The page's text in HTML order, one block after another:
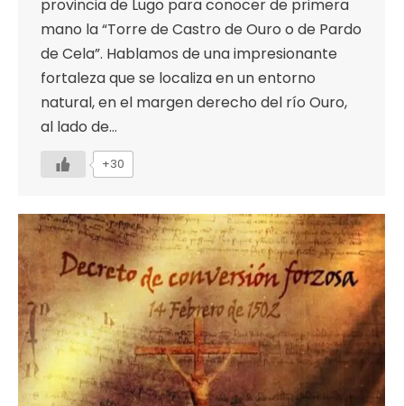
provincia de Lugo para conocer de primera
mano la “Torre de Castro de Ouro o de Pardo
de Cela”. Hablamos de una impresionante
fortaleza que se localiza en un entorno
natural, en el margen derecho del río Ouro,
al lado de…
+30